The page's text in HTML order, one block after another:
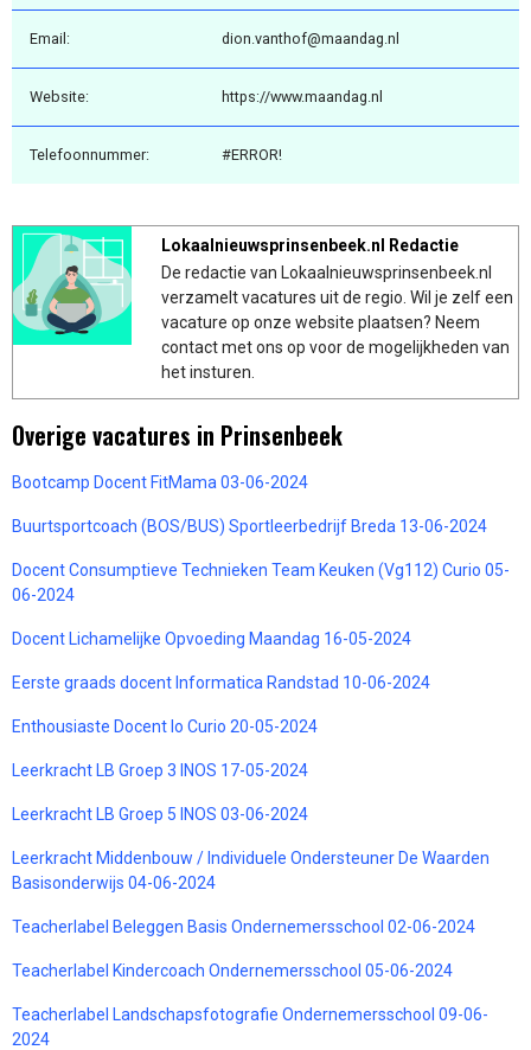
Email: dion.vanthof@maandag.nl
Website: https://www.maandag.nl
Telefoonnummer: #ERROR!
Lokaalnieuwsprinsenbeek.nl Redactie
De redactie van Lokaalnieuwsprinsenbeek.nl
verzamelt vacatures uit de regio. Wil je zelf een
vacature op onze website plaatsen? Neem
contact met ons op voor de mogelijkheden van
het insturen.
Overige vacatures in Prinsenbeek
Bootcamp Docent FitMama 03-06-2024
Buurtsportcoach (BOS/BUS) Sportleerbedrijf Breda 13-06-2024
Docent Consumptieve Technieken Team Keuken (Vg112) Curio 05-
06-2024
Docent Lichamelijke Opvoeding Maandag 16-05-2024
Eerste graads docent Informatica Randstad 10-06-2024
Enthousiaste Docent lo Curio 20-05-2024
Leerkracht LB Groep 3 INOS 17-05-2024
Leerkracht LB Groep 5 INOS 03-06-2024
Leerkracht Middenbouw / Individuele Ondersteuner De Waarden
Basisonderwijs 04-06-2024
Teacherlabel Beleggen Basis Ondernemersschool 02-06-2024
Teacherlabel Kindercoach Ondernemersschool 05-06-2024
Teacherlabel Landschapsfotografie Ondernemersschool 09-06-
2024